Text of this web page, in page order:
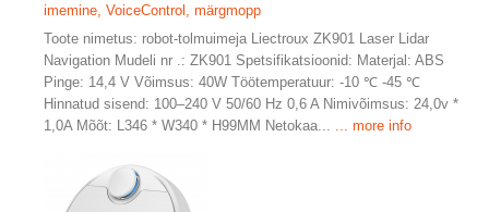
imemine, VoiceControl, märgmopp
Toote nimetus: robot-tolmuimeja Liectroux ZK901 Laser Lidar
Navigation Mudeli nr .: ZK901 Spetsifikatsioonid: Materjal: ABS
Pinge: 14,4 V Võimsus: 40W Töötemperatuur: -10 ℃ -45 ℃
Hinnatud sisend: 100–240 V 50/60 Hz 0,6 A Nimivõimsus: 24,0v *
1,0A Mõõt: L346 * W340 * H99MM Netokaa...
... more info